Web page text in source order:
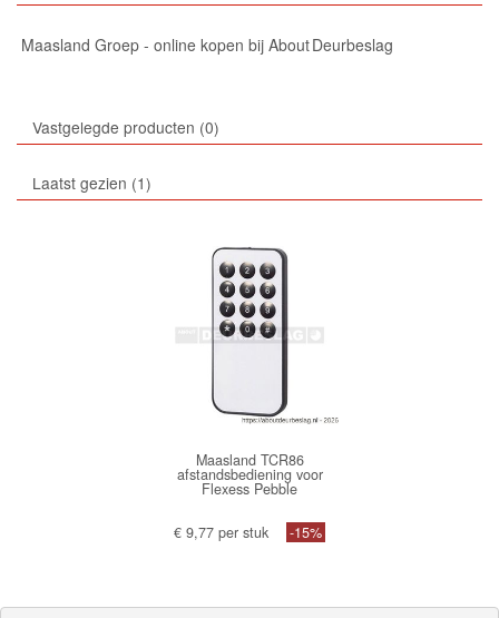
Maasland Groep - online kopen bij About Deurbeslag
Vastgelegde producten 0
Laatst gezien 1
Maasland TCR86
afstandsbediening voor
Flexess Pebble
€ 9,77 per stuk -15%